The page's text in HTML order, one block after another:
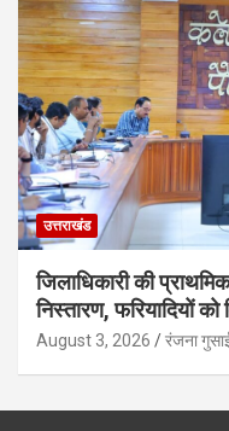
उत्तराखंड
जिलाधिकारी की
निस्तारण, फरियादियों को
August 3, 2026 रंजना